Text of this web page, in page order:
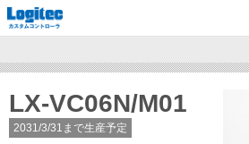
LX-VC06N/M01
2031/3/31まで生産予定